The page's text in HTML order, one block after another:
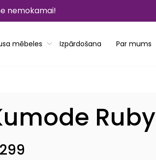
nemokamai!
mēbeles Izpārdošana Par mums
Ruby